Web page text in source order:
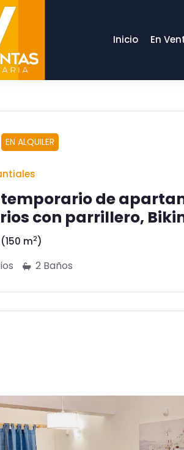
Inicio En
EN ALQUILER
de
con parrillero,
(150 m2)
2 Baños